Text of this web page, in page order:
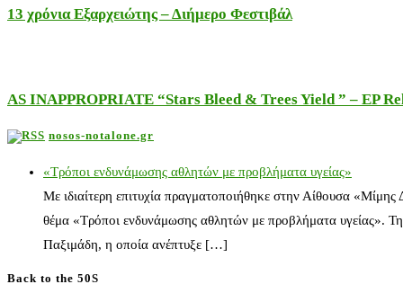
13 χρόνια Εξαρχειώτης – Διήμερο Φεστιβάλ
AS INAPPROPRIATE “Stars Bleed & Trees Yield ” – EP
nosos-notalone.gr
«Τρόποι ενδυνάμωσης αθλητών με προβλήματα υγείας»
Με ιδιαίτερη επιτυχία πραγματοποιήθηκε στην Αίθουσα
θέμα «Τρόποι ενδυνάμωσης αθλητών με προβλήματα υγείας».
Παξιμάδη, η οποία ανέπτυξε […]
Back to the 50S